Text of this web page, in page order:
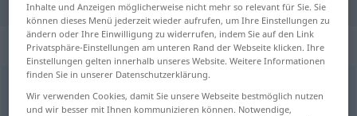
„Konzept“: Neutrum
Inhalte und Anzeigen möglicherweise nicht mehr so relevant für Sie. Sie
können dieses Menü jederzeit wieder aufrufen, um Ihre Einstellungen zu
ändern oder Ihre Einwilligung zu widerrufen, indem Sie auf den Link
Privatsphäre-Einstellungen am unteren Rand der Webseite klicken. Ihre
Einstellungen gelten innerhalb unseres Website. Weitere Informationen
finden Sie in unserer Datenschutzerklärung.
Wir verwenden Cookies, damit Sie unsere Webseite bestmöglich nutzen
und wir besser mit Ihnen kommunizieren können. Notwendige,